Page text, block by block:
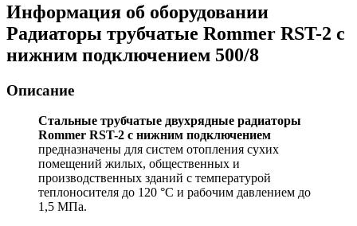
Информация об оборудовании
Радиаторы трубчатые Rommer RST-2 c
нижним подключением 500/8
Описание
Стальные трубчатые двухрядные радиаторы
Rommer RST-2 c нижним подключением
предназначены для систем отопления сухих
помещений жилых, общественных и
производственных зданий с температурой
теплоносителя до 120 °C и рабочим давлением до
1,5 МПа.